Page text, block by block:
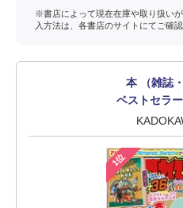
※書店によって現在在庫や取り扱い
入方法は、各書店のサイトにてご確認
本 （雑誌
ベストセラ
1位